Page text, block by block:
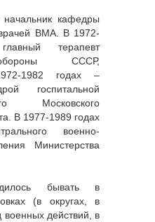
кафедры
ВМА. В 1972-
терапевт
СССР,
1982 годах –
госпитальной
Московского
В 1977-1989 годах
военно-
Министерства
бывать в
(в округах, в
действий, в